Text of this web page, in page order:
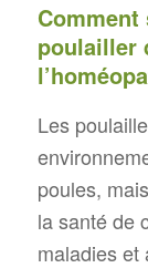
Comment
poulailler
Les
poules,
la santé de
maladies et